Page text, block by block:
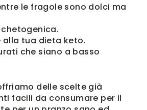
le fragole sono dolci ma
alla tua dieta keto.
che siano a basso
delle scelte già
facili da consumare per il